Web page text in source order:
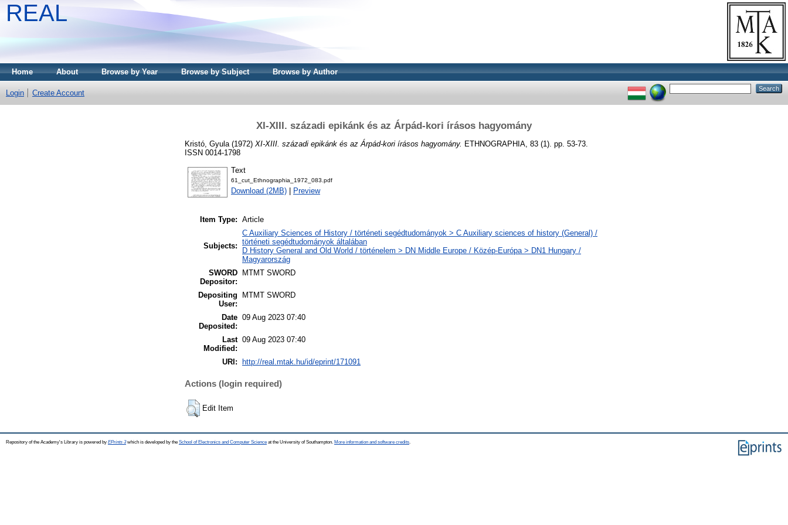
REAL
Home About Browse by Year Browse by Subject Browse by Author
Login Create Account
XI-XIII. századi epikánk és az Árpád-kori írásos hagyomány
Kristó, Gyula (1972) XI-XIII. századi epikánk és az Árpád-kori írásos hagyomány. ETHNOGRAPHIA, 83 (1). pp. 53-73.
ISSN 0014-1798
Text
61_cut_Ethnographia_1972_083.pdf
Download (2MB) Preview
Item Type: Article
Subjects:
C Auxiliary Sciences of History / történeti segédtudományok > C Auxiliary sciences of history (General) /
történeti segédtudományok általában
D History General and Old World / történelem > DN Middle Europe / Közép-Európa > DN1 Hungary /
Magyarország
SWORD
Depositor:
MTMT SWORD
Depositing
User:
MTMT SWORD
Date
Deposited:
09 Aug 2023 07:40
Last
Modified:
09 Aug 2023 07:40
URI: http://real.mtak.hu/id/eprint/171091
Actions (login required)
Edit Item
Repository of the Academy's Library is powered by EPrints 3which is developed by the School of Electronics and Computer Science at the University of Southampton. More information and software credits